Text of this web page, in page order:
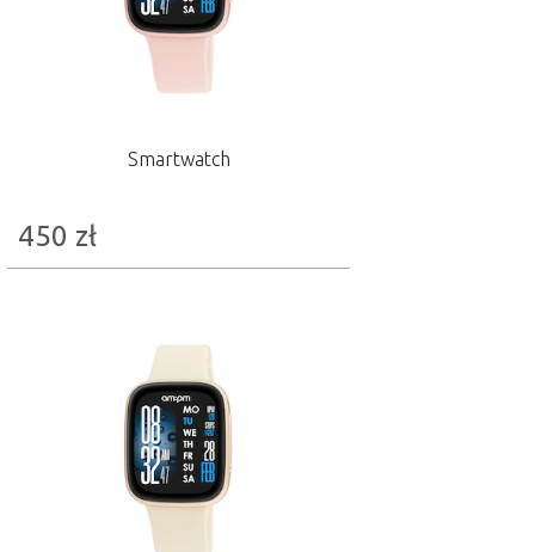
Smartwatch
450 zł